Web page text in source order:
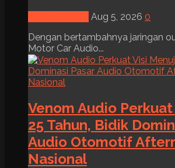
Aug 5, 2026 0
Dengan bertambahnya jaringan
Motor Car Audio...
Venom Audio
25 Tahun, Bidik
Audio Otomotif
Nasional